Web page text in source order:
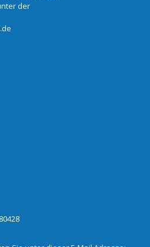
der